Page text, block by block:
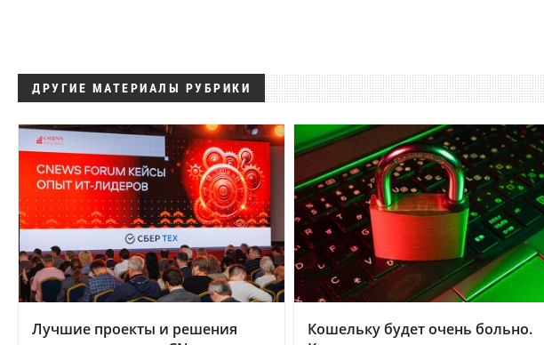
ДРУГИЕ МАТЕРИАЛЫ РУБРИКИ
Лучшие проекты и решения
Кошельку будет очень больно.